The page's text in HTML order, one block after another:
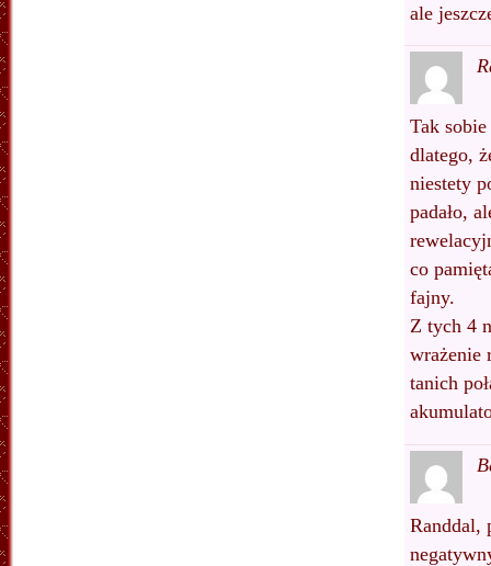
ale
Tak
dlatego,
niestety
padało,
co
fajny.
Z tych 4
wrażenie
tanich
Randdal,